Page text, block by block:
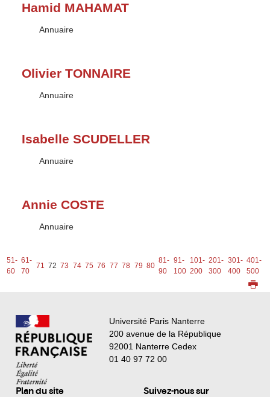
Hamid MAHAMAT
Type :
Annuaire
Olivier TONNAIRE
Type :
Annuaire
Isabelle SCUDELLER
Type :
Annuaire
Annie COSTE
Type :
Annuaire
51-
60
61-
70
71 72 73 74 75 76 77 78 79 80
81-
90
91-
100
101-
200
201-
300
301-
400
401-
500
Université Paris Nanterre
200 avenue de la République
92001 Nanterre Cedex
01 40 97 72 00
Plan du site Suivez-nous sur